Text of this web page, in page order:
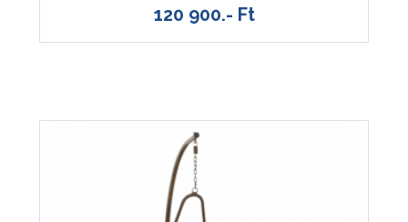
120 900.- Ft